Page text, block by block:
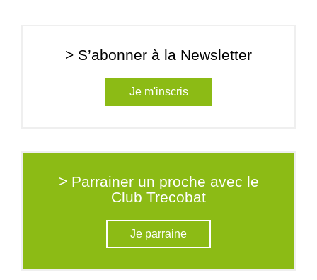
> S’abonner à la Newsletter
Je m'inscris
> Parrainer un proche avec le
Club Trecobat
Je parraine